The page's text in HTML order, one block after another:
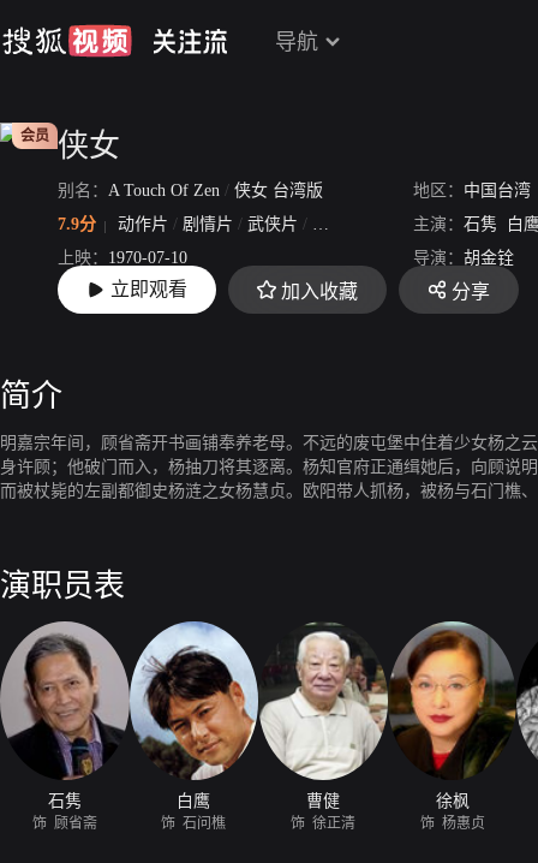
导航
会员 侠女
别名： A Touch Of Zen / 侠女 台湾版 地区： 中国台湾
7.9分
动作片 / 剧情片 / 武侠片 / 古装片 主演： 石隽
白
上映： 1970-07-10 导演： 胡金铨
片长： 178分45秒
立即观看 加入收藏 分享
简介
明嘉宗年间，顾省斋开书画铺奉养老母。不远的废屯堡中住着少女杨之
身许顾；他破门而入，杨抽刀将其逐离。杨知官府正通缉她后，向顾说
而被杖毙的左副都御史杨涟之女杨慧贞。欧阳带人抓杨，被杨与石门樵
演职员表
石隽
饰 顾省斋
白鹰
饰 石问樵
曹健
饰 徐正清
徐枫
饰 杨惠贞